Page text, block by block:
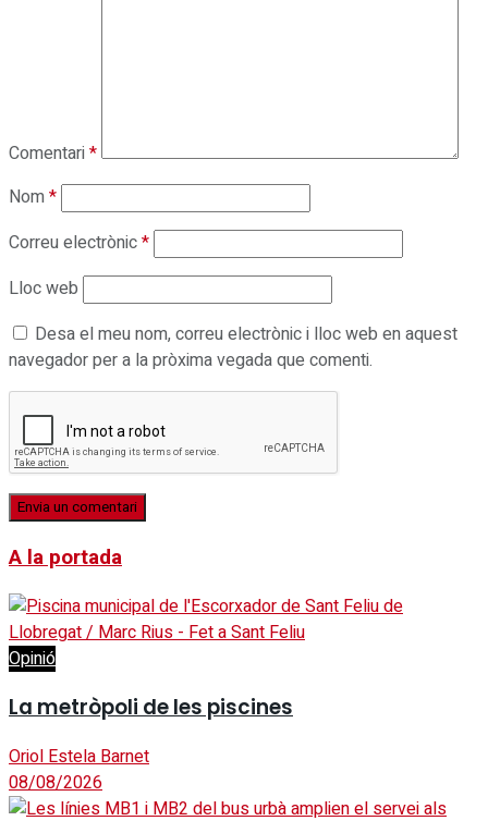
Comentari*
Nom*
Correu electrònic*
Lloc web
Desa el meu nom, correu electrònic i lloc web en aquest
navegador per a la pròxima vegada que comenti.
A la portada
Opinió
La metròpoli de les piscines
Oriol Estela Barnet
08/08/2026